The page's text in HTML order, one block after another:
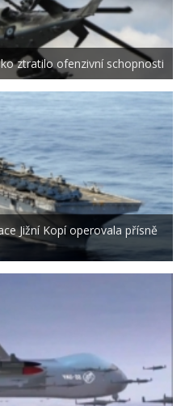
ztratilo ofenzivní schopnosti
Jižní Kopí operovala přísně